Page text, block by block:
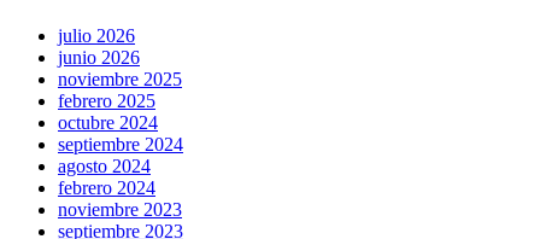
julio 2026
junio 2026
noviembre 2025
febrero 2025
octubre 2024
septiembre 2024
agosto 2024
febrero 2024
noviembre 2023
septiembre 2023